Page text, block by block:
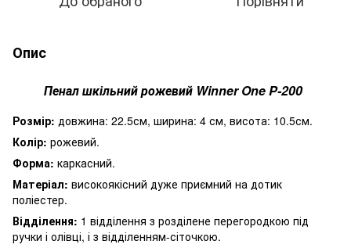
Опис
Пенал шкільний рожевий Winner One P-200
Розмір: довжина: 22.5см, ширина: 4 см, висота: 10.5см.
Колір: рожевий.
Форма: каркасний.
Матеріал: високоякісний дуже приємний на дотик
поліестер.
Відділення: 1 відділення з розділене перегородкою під
ручки і олівці, і з відділенням-сіточкою.